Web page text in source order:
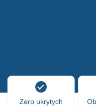
Zero ukrytych